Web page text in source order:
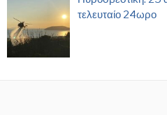
τελευταίο 24ωρο